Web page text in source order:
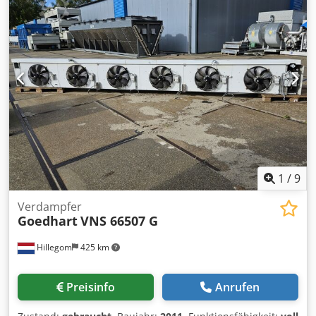
St. Spannfutter HAINBUCH Spanntop 40 St. div
Werkzeughalter nicht angetrieben 6 St. div.
Werkzeughalter angetrieben Ersatzteilpaket Maschine
kann unter Strom besichtigt werden.
1 /9
Hillegom 425 km
Verdampfer
GoedhartVNS 66507 G
Preisinfo Anrufen